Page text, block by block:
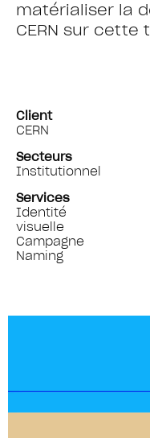
matérialiser la
CERN sur cette
Client
CERN
Secteurs
Institutionnel
Services
Identité
visuelle
Campagne
Naming